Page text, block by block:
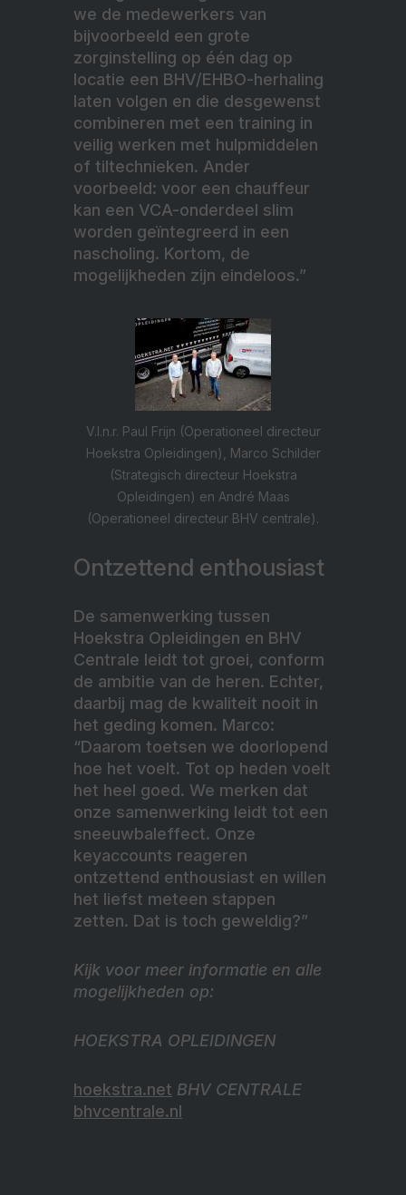
we de medewerkers van
bijvoorbeeld een grote
zorginstelling op één dag op
locatie een BHV/EHBO-herhaling
laten volgen en die desgewenst
combineren met een training in
veilig werken met hulpmiddelen
of tiltechnieken. Ander
voorbeeld: voor een chauffeur
kan een VCA-onderdeel slim
worden geïntegreerd in een
nascholing. Kortom, de
mogelijkheden zijn eindeloos.”
V.l.n.r. Paul Frijn (Operationeel directeur
Hoekstra Opleidingen), Marco Schilder
(Strategisch directeur Hoekstra
Opleidingen) en André Maas
(Operationeel directeur BHV centrale).
Ontzettend enthousiast
De samenwerking tussen
Hoekstra Opleidingen en BHV
Centrale leidt tot groei, conform
de ambitie van de heren. Echter,
daarbij mag de kwaliteit nooit in
het geding komen. Marco:
“Daarom toetsen we doorlopend
hoe het voelt. Tot op heden voelt
het heel goed. We merken dat
onze samenwerking leidt tot een
sneeuwbaleffect. Onze
keyaccounts reageren
ontzettend enthousiast en willen
het liefst meteen stappen
zetten. Dat is toch geweldig?”
Kijk voor meer informatie en alle
mogelijkheden op:
HOEKSTRA OPLEIDINGEN
hoekstra.net BHV CENTRALE
bhvcentrale.nl